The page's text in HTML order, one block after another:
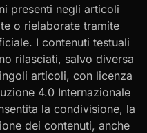
presenti negli articoli
o rielaborate tramite
I contenuti testuali
rilasciati, salvo diversa
articoli, con licenza
4.0 Internazionale
la condivisione, la
dei contenuti, anche